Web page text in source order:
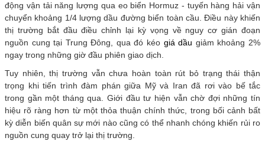
động vận tải năng lượng qua eo biển Hormuz - tuyến hàng hải vận
chuyển khoảng 1/4 lượng dầu đường biển toàn cầu. Điều này khiến
thị trường bắt đầu điều chỉnh lại kỳ vọng về nguy cơ gián đoạn
nguồn cung tại Trung Đông, qua đó kéo giá dầu giảm khoảng 2%
ngay trong những giờ đầu phiên giao dịch.
Tuy nhiên, thị trường vẫn chưa hoàn toàn rút bỏ trạng thái thận
trọng khi tiến trình đàm phán giữa Mỹ và Iran đã rơi vào bế tắc
trong gần một tháng qua. Giới đầu tư hiện vẫn chờ đợi những tín
hiệu rõ ràng hơn từ một thỏa thuận chính thức, trong bối cảnh bất
kỳ diễn biến quân sự mới nào cũng có thể nhanh chóng khiến rủi ro
nguồn cung quay trở lại thị trường.